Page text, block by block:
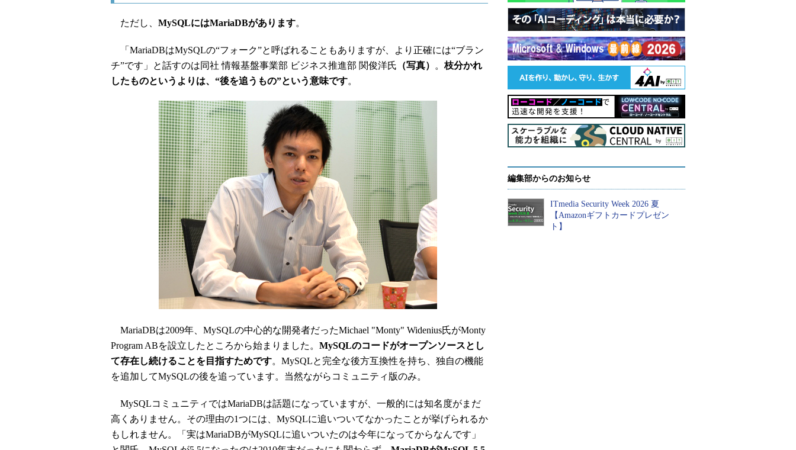
ただし、 MySQLにはMariaDBがあります。
「MariaDBはMySQLの“フォーク”と呼ばれることもありますが、より正確には“ブラン
チ”です」と話すのは同社 情報基盤事業部 ビジネス推進部 関俊洋氏 （写真） 。 枝分かれ
したものというよりは、“後を追うもの”という意味です。
MariaDBは2009年、MySQLの中心的な開発者だったMichael "Monty" Widenius氏がMonty
Program ABを設立したところから始まりました。 MySQLのコードがオープンソースとし
て存在し続けることを目指すためです。MySQLと完全な後方互換性を持ち、独自の機能
を追加してMySQLの後を追っています。当然ながらコミュニティ版のみ。
MySQLコミュニティではMariaDBは話題になっていますが、一般的には知名度がまだ
高くありません。その理由の1つには、MySQLに追いついてなかったことが挙げられるか
もしれません。「実はMariaDBがMySQLに追いついたのは今年になってからなんです」
編集部からのお知らせ
ITmedia Security Week 2026 夏
【Amazonギフトカードプレゼン
ト】